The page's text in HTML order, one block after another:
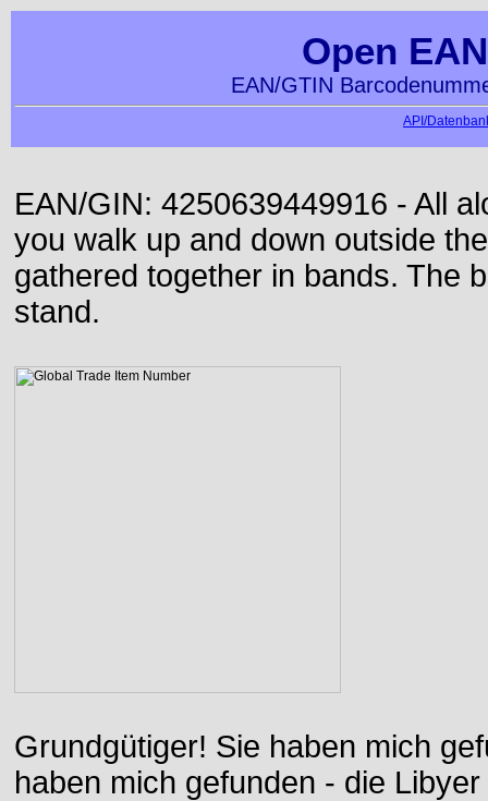
Open
EAN/GTIN
API/
EAN/GIN: 4250639449916 - All
you walk up and down outside
gathered together in bands. The
stand.
Grundgütiger! Sie haben mich
haben mich gefunden - die